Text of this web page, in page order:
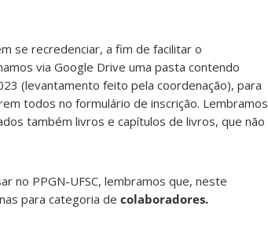
se recredenciar, a fim de facilitar o
via Google Drive uma pasta contendo
(levantamento feito pela coordenação), para
todos no formulário de inscrição. Lembramos
também livros e capítulos de livros, que não
no PPGN-UFSC, lembramos que, neste
para categoria de colaboradores.